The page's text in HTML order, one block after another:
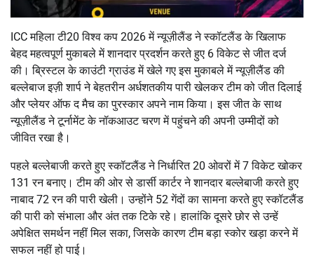
ICC महिला टी20 विश्व कप 2026 में न्यूज़ीलैंड ने स्कॉटलैंड के खिलाफ
बेहद महत्वपूर्ण मुकाबले में शानदार प्रदर्शन करते हुए 6 विकेट से जीत दर्ज
की। ब्रिस्टल के काउंटी ग्राउंड में खेले गए इस मुकाबले में न्यूज़ीलैंड की
बल्लेबाज इज़ी शार्प ने बेहतरीन अर्धशतकीय पारी खेलकर टीम को जीत दिलाई
और प्लेयर ऑफ द मैच का पुरस्कार अपने नाम किया। इस जीत के साथ
न्यूज़ीलैंड ने टूर्नामेंट के नॉकआउट चरण में पहुंचने की अपनी उम्मीदों को
जीवित रखा है।
पहले बल्लेबाजी करते हुए स्कॉटलैंड ने निर्धारित 20 ओवरों में 7 विकेट खोकर
131 रन बनाए। टीम की ओर से डार्सी कार्टर ने शानदार बल्लेबाजी करते हुए
नाबाद 72 रन की पारी खेली। उन्होंने 52 गेंदों का सामना करते हुए स्कॉटलैंड
की पारी को संभाला और अंत तक टिके रहे। हालांकि दूसरे छोर से उन्हें
अपेक्षित समर्थन नहीं मिल सका, जिसके कारण टीम बड़ा स्कोर खड़ा करने में
सफल नहीं हो पाई।